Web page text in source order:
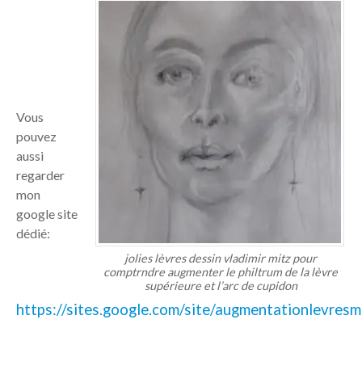
jolies lèvres dessin vladimir mitz pour
comptrndre augmenter le philtrum de la lèvre
supérieure et l’arc de cupidon
Vous
pouvez
aussi
regarder
mon
google site
dédié:
https://sites.google.com/site/